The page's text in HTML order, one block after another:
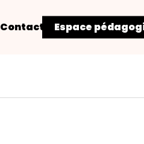
Contact Espace